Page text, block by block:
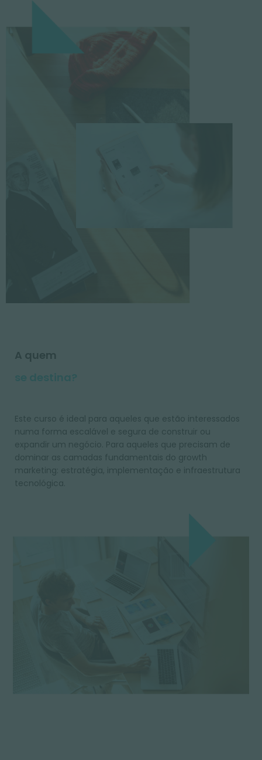
A quem
se destina?
Este curso é ideal para aqueles que estão interessados
numa forma escalável e segura de construir ou
expandir um negócio. Para aqueles que precisam de
dominar as camadas fundamentais do growth
marketing: estratégia, implementação e infraestrutura
tecnológica.